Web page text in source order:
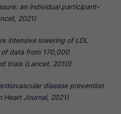
an individual participant-
2021)
intensive lowering of LDL
data from 170,000
trials (Lancet, 2010)
disease prevention
Heart Journal, 2021)